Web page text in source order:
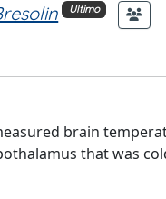
Ultimo
brain
that was